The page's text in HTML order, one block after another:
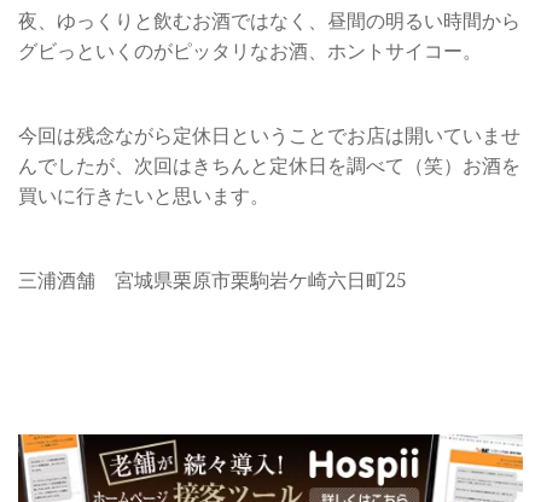
夜、ゆっくりと飲むお酒ではなく、昼間の明るい時間から
グビっといくのがピッタリなお酒、ホントサイコー。
今回は残念ながら定休日ということでお店は開いていませ
んでしたが、次回はきちんと定休日を調べて（笑）お酒を
買いに行きたいと思います。
三浦酒舗 宮城県栗原市栗駒岩ケ崎六日町25